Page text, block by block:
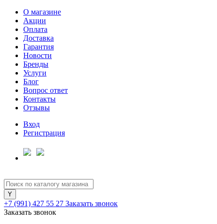
О магазине
Акции
Оплата
Доставка
Гарантия
Новости
Бренды
Услуги
Блог
Вопрос ответ
Контакты
Отзывы
Вход
Регистрация
+7 (991) 427 55 27 Заказать звонок
Заказать звонок